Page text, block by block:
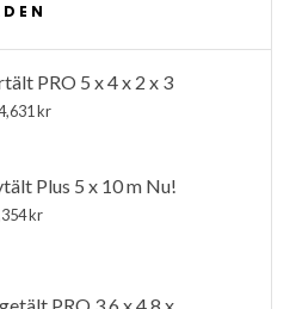
PRO 5 x 4 x 2 x 3
kr
Plus 5 x 10 m Nu!
kr